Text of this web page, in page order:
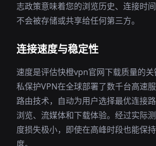
志政策意味着您的浏览历史、连接时
不会被存储或共享给任何第三方。
连接速度与稳定性
速度是评估快橙vpn官网下载质量的
私保护VPN在全球部署了数千台高速
路由技术，自动为用户选择最优连接
浏览、流媒体和下载体验。经过实际
度损失极小，即使在高峰时段也能保